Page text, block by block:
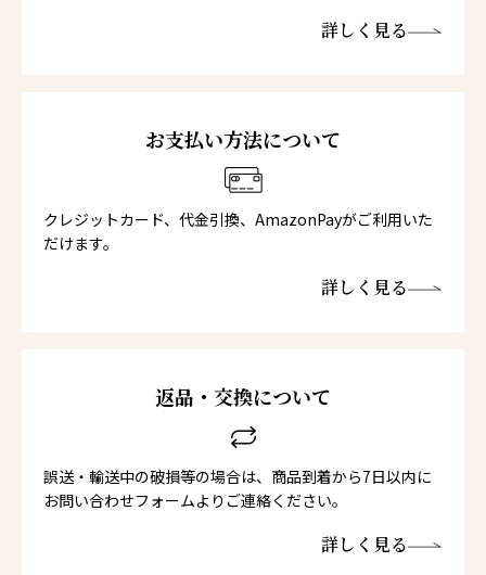
詳しく見る
お支払い方法について
クレジットカード、代金引換、AmazonPayがご利用いた
だけます。
詳しく見る
返品・交換について
誤送・輸送中の破損等の場合は、商品到着から7日以内に
お問い合わせフォームよりご連絡ください。
詳しく見る